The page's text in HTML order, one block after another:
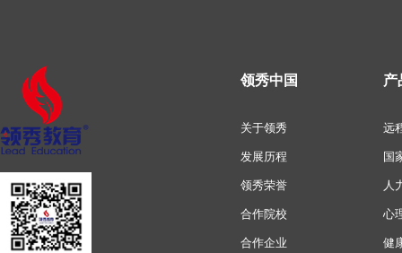
领秀中国
关于领秀
发展历程
领秀荣誉
合作院校
合作企业
产
远
国
人
心
健